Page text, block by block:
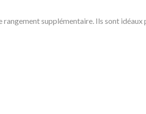
supplémentaire. Ils sont